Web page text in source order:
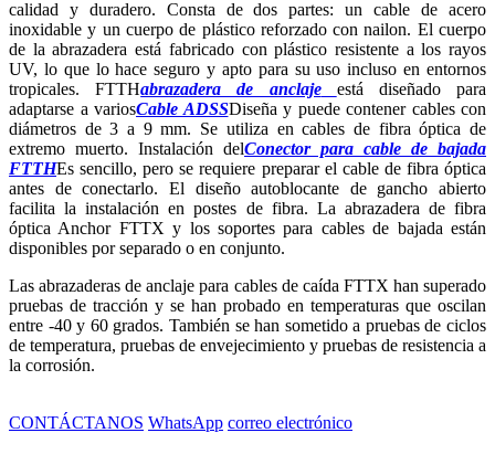
calidad y duradero. Consta de dos partes: un cable de acero
inoxidable y un cuerpo de plástico reforzado con nailon. El cuerpo
de la abrazadera está fabricado con plástico resistente a los rayos
UV, lo que lo hace seguro y apto para su uso incluso en entornos
tropicales. FTTHabrazadera de anclaje
está diseñado para
adaptarse a variosCable ADSSDiseña y puede contener cables con
diámetros de 3 a 9 mm. Se utiliza en cables de fibra óptica de
extremo muerto. Instalación delConector para cable de bajada
FTTHEs sencillo, pero se requiere preparar el cable de fibra óptica
antes de conectarlo. El diseño autoblocante de gancho abierto
facilita la instalación en postes de fibra. La abrazadera de fibra
óptica Anchor FTTX y los soportes para cables de bajada están
disponibles por separado o en conjunto.
Las abrazaderas de anclaje para cables de caída FTTX han superado
pruebas de tracción y se han probado en temperaturas que oscilan
entre -40 y 60 grados. También se han sometido a pruebas de ciclos
de temperatura, pruebas de envejecimiento y pruebas de resistencia a
la corrosión.
CONTÁCTANOS WhatsApp correo electrónico